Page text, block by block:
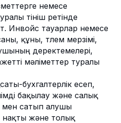
немесе
өтініш ретінде
Инвойс тауарлар немесе
құны, төлем мерзімі,
деректемелері,
мәліметтер туралы
бухгалтерлік есеп,
бақылау және салық
мен сатып алушы
нақты және толық